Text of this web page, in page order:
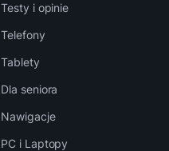
Testy i opinie
Telefony
Tablety
Dla seniora
Nawigacje
PC i Laptopy